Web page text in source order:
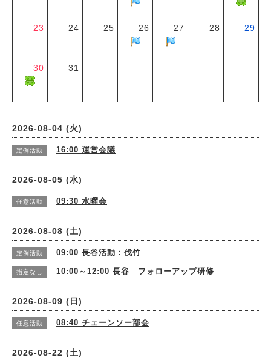
23 24 25 26 27 28 29
30 31
2026-08-04 (火)
定例活動 16:00 運営会議
2026-08-05 (水)
任意活動 09:30 水曜会
2026-08-08 (土)
定例活動 09:00 長谷活動：伐竹
指定なし 10:00～12:00 長谷 フォローアップ研修
2026-08-09 (日)
任意活動 08:40 チェーンソー部会
2026-08-22 (土)